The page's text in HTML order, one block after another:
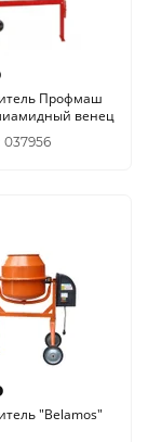
Профмаш
венец
037956
"Belamos"